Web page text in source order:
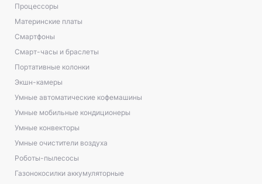
Процессоры
Материнские платы
Смартфоны
Смарт-часы и браслеты
Портативные колонки
Экшн-камеры
Умные автоматические кофемашины
Умные мобильные кондиционеры
Умные конвекторы
Умные очистители воздуха
Роботы-пылесосы
Газонокосилки аккумуляторные